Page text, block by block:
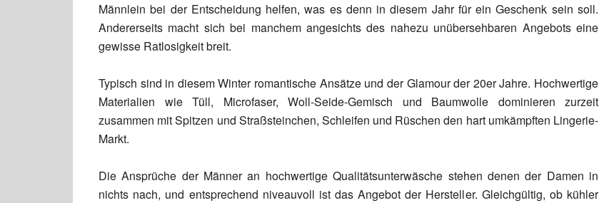
Männlein bei der Entscheidung helfen, was es denn in diesem Jahr für ein Geschenk sein soll.
Andererseits macht sich bei manchem angesichts des nahezu unübersehbaren Angebots eine
gewisse Ratlosigkeit breit.
Typisch sind in diesem Winter romantische Ansätze und der Glamour der 20er Jahre. Hochwertige
Materialien wie Tüll, Microfaser, Woll-Seide-Gemisch und Baumwolle dominieren zurzeit
zusammen mit Spitzen und Straßsteinchen, Schleifen und Rüschen den hart umkämpften Lingerie-
Markt.
Die Ansprüche der Männer an hochwertige Qualitätsunterwäsche stehen denen der Damen in
nichts nach, und entsprechend niveauvoll ist das Angebot der Hersteller. Gleichgültig, ob kühler